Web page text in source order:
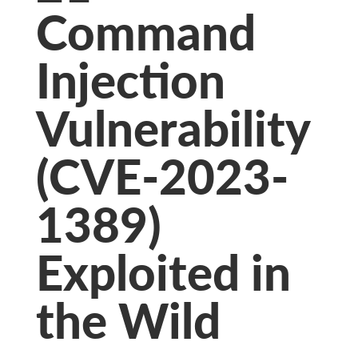
Command
Injection
Vulnerability
(CVE-2023-
1389)
Exploited in
the Wild